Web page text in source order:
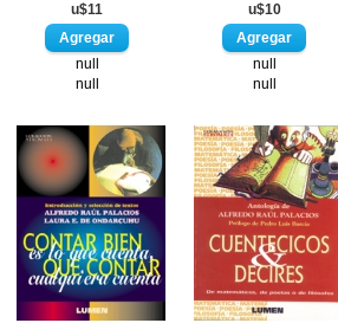
u$11
null
null
u$10
null
null